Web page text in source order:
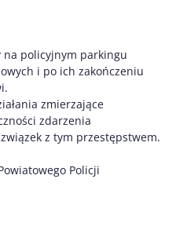
na policyjnym parkingu
i po ich zakończeniu
zmierzające
zdarzenia
z tym przestępstwem.
Policji